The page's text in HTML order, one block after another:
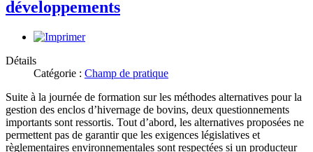
développements
Détails
Catégorie : Champ de pratique
Suite à la journée de formation sur les méthodes alternatives pour la
gestion des enclos d’hivernage de bovins, deux questionnements
importants sont ressortis. Tout d’abord, les alternatives proposées ne
permettent pas de garantir que les exigences législatives et
règlementaires environnementales sont respectées si un producteur